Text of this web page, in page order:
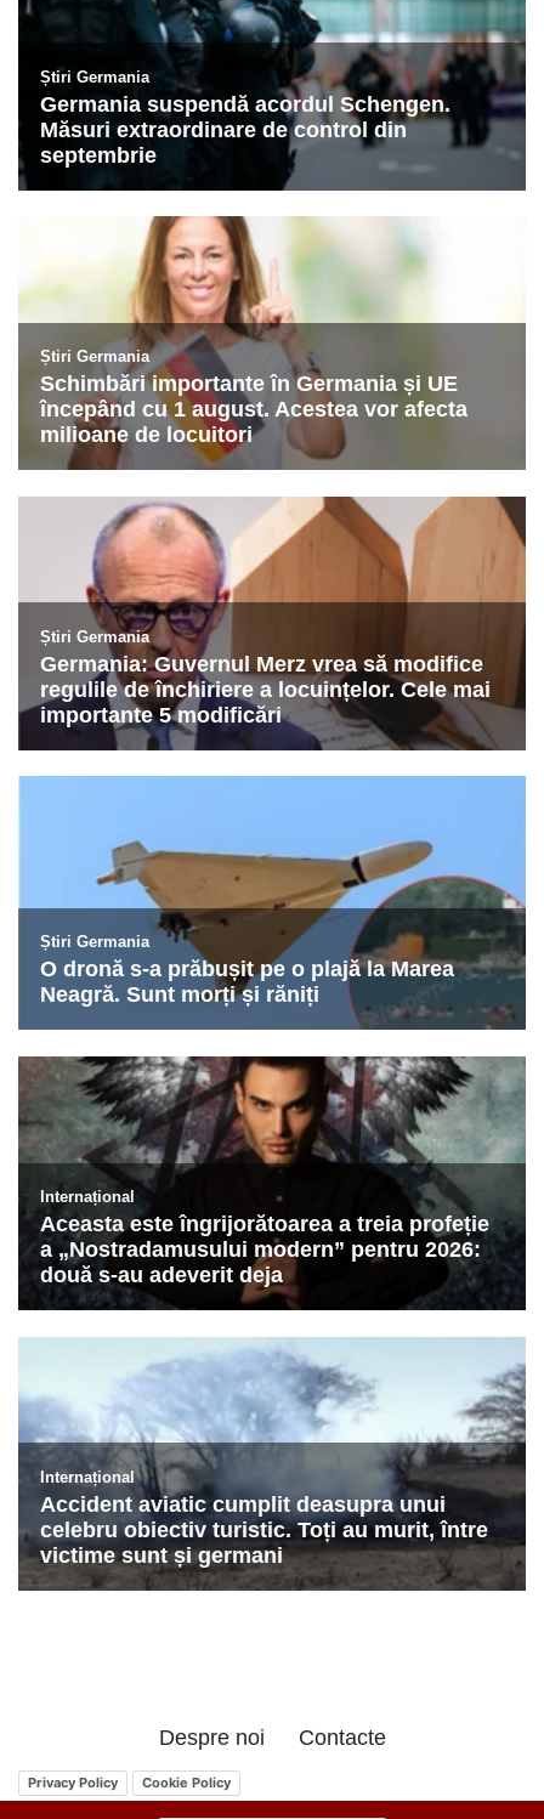
Despre noi Contacte
Privacy Policy Cookie Policy